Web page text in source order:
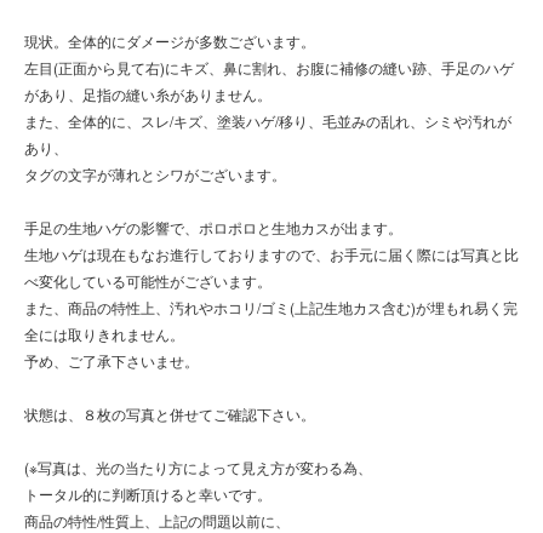
現状。全体的にダメージが多数ございます。
左目(正面から見て右)にキズ、鼻に割れ、お腹に補修の縫い跡、手足のハゲ
があり、足指の縫い糸がありません。
また、全体的に、スレ/キズ、塗装ハゲ/移り、毛並みの乱れ、シミや汚れが
あり、
タグの文字が薄れとシワがございます。
手足の生地ハゲの影響で、ポロポロと生地カスが出ます。
生地ハゲは現在もなお進行しておりますので、お手元に届く際には写真と比
べ変化している可能性がございます。
また、商品の特性上、汚れやホコリ/ゴミ(上記生地カス含む)が埋もれ易く完
全には取りきれません。
予め、ご了承下さいませ。
状態は、８枚の写真と併せてご確認下さい。
(※写真は、光の当たり方によって見え方が変わる為、
トータル的に判断頂けると幸いです。
商品の特性/性質上、上記の問題以前に、